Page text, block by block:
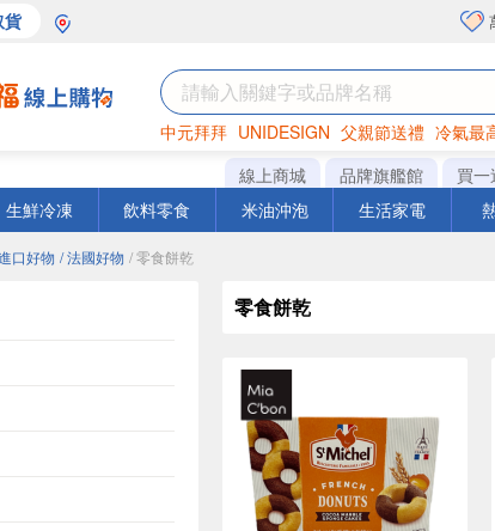
貨
中元拜拜 UNIDESIGN 父親節送禮 冷氣最
巧克力 罐頭 衛生紙
線上商城 品牌旗艦館 買
生鮮冷凍 飲料零食 米油沖泡 生活家電
口好物 / 法國好物 / 零食餅乾
零食餅乾